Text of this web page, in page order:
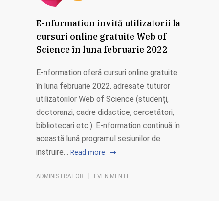
E-nformation invită utilizatorii la
cursuri online gratuite Web of
Science în luna februarie 2022
E-nformation oferă cursuri online gratuite
în luna februarie 2022, adresate tuturor
utilizatorilor Web of Science (studenți,
doctoranzi, cadre didactice, cercetători,
bibliotecari etc.). E-nformation continuă în
această lună programul sesiunilor de
instruire… Read more
ADMINISTRATOR EVENIMENTE